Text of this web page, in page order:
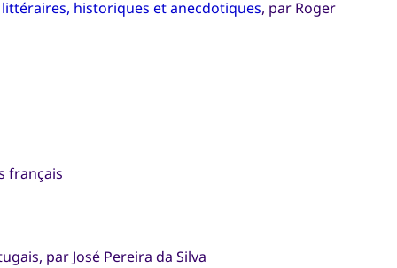
historiques et anecdotiques, par Roger
français
par José Pereira da Silva